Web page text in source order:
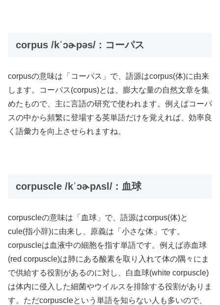
corpus /kˈɔɚpəs/ : コーパス
corpusの意味は「コーパス」で、語源はcorpus(体)に由来
します。コーパス(corpus)とは、膨大な量の自然文章を集
めたもので、主に言語の研究で使われます。例えばコーパ
スの中から頻繁に登場する英単語だけを覚えれば、効率良
く語彙力を向上させられますね。
corpuscle /kˈɔɚpʌsl/ : 血球
corpuscleの意味は「血球」で、語源はcorpus(体)と
cule(指小辞)に由来し、原義は「小さな体」です。
corpuscleは血液中の細胞を指す単語です。例えば赤血球
(red corpuscle)は肺にある酸素を取り入れて体の隅々にま
で供給する役割があるのに対し、白血球(white corpuscle)
は体内に侵入した細菌やウイルスを排除する役割がありま
す。ただcorpuscleという単語を知らない人も多いので、